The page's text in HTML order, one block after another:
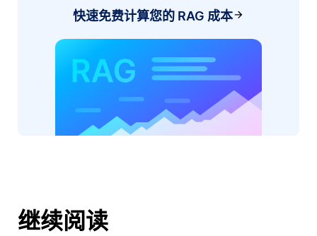
快速免费计算您的 RAG 成本
继续阅读